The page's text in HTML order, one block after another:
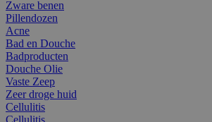
Zware benen
Pillendozen
Acne
Bad en Douche
Badproducten
Douche Olie
Vaste Zeep
Zeer droge huid
Cellulitis
Cellulitis